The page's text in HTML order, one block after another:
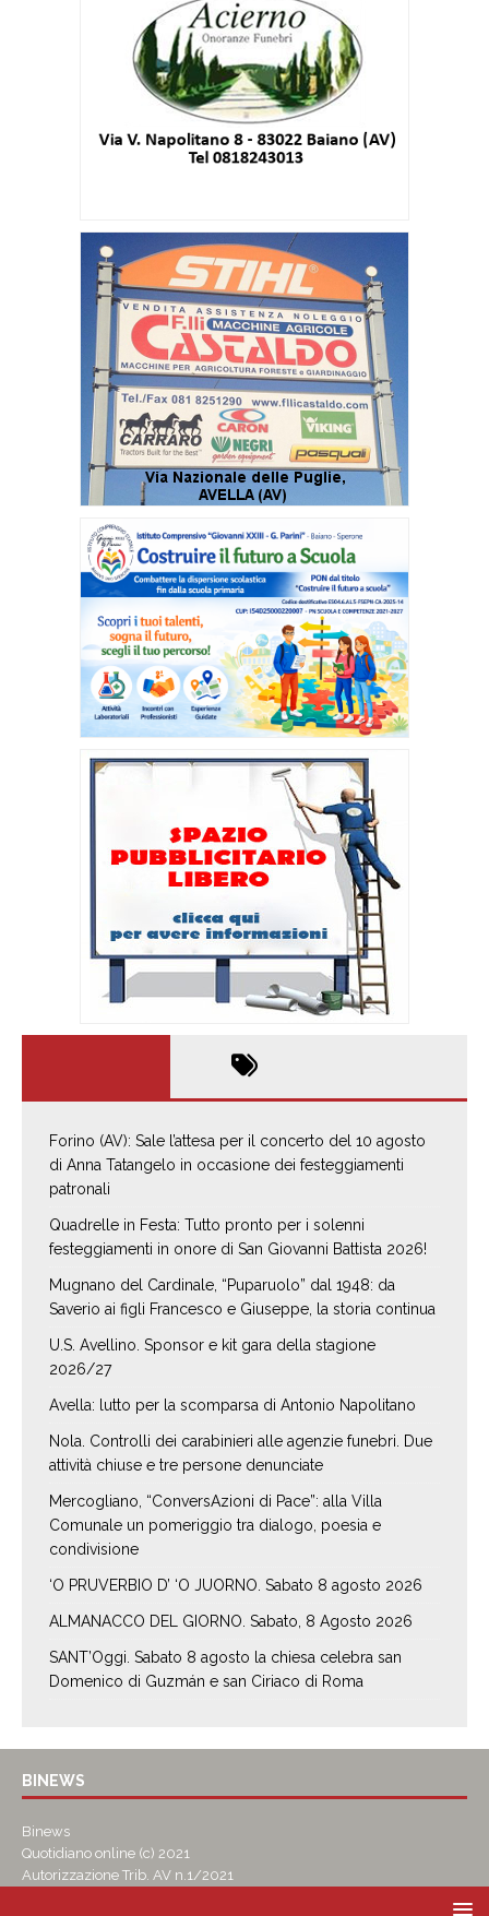
Forino (AV): Sale l’attesa per il concerto del 10 agosto
di Anna Tatangelo in occasione dei festeggiamenti
patronali
Quadrelle in Festa: Tutto pronto per i solenni
festeggiamenti in onore di San Giovanni Battista 2026!
Mugnano del Cardinale, “Puparuolo” dal 1948: da
Saverio ai figli Francesco e Giuseppe, la storia continua
U.S. Avellino. Sponsor e kit gara della stagione
2026/27
Avella: lutto per la scomparsa di Antonio Napolitano
Nola. Controlli dei carabinieri alle agenzie funebri. Due
attività chiuse e tre persone denunciate
Mercogliano, “ConversAzioni di Pace”: alla Villa
Comunale un pomeriggio tra dialogo, poesia e
condivisione
‘O PRUVERBIO D’ ‘O JUORNO. Sabato 8 agosto 2026
ALMANACCO DEL GIORNO. Sabato, 8 Agosto 2026
SANT’Oggi. Sabato 8 agosto la chiesa celebra san
Domenico di Guzmán e san Ciriaco di Roma
BINEWS
Binews
Quotidiano online (c) 2021
Autorizzazione Trib. AV n.1/2021